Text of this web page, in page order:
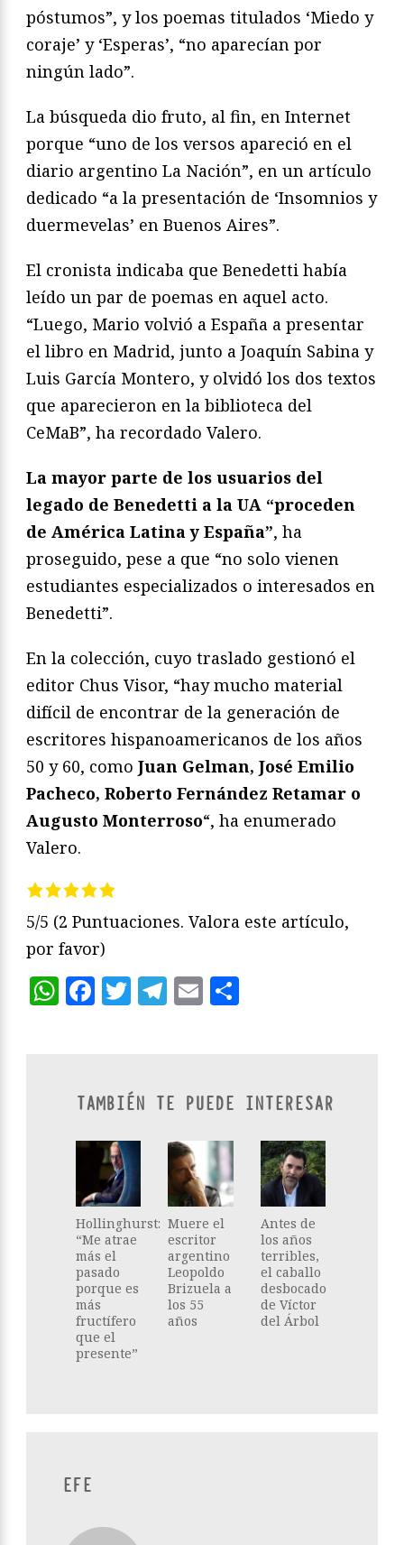
póstumos”, y los poemas titulados ‘Miedo y
coraje’ y ‘Esperas’, “no aparecían por
ningún lado”.
La búsqueda dio fruto, al fin, en Internet
porque “uno de los versos apareció en el
diario argentino La Nación”, en un artículo
dedicado “a la presentación de ‘Insomnios y
duermevelas’ en Buenos Aires”.
El cronista indicaba que Benedetti había
leído un par de poemas en aquel acto.
“Luego, Mario volvió a España a presentar
el libro en Madrid, junto a Joaquín Sabina y
Luis García Montero, y olvidó los dos textos
que aparecieron en la biblioteca del
CeMaB”, ha recordado Valero.
La mayor parte de los usuarios del
legado de Benedetti a la UA “proceden
de América Latina y España”, ha
proseguido, pese a que “no solo vienen
estudiantes especializados o interesados en
Benedetti”.
En la colección, cuyo traslado gestionó el
editor Chus Visor, “hay mucho material
difícil de encontrar de la generación de
escritores hispanoamericanos de los años
50 y 60, como Juan Gelman, José Emilio
Pacheco, Roberto Fernández Retamar o
Augusto Monterroso“, ha enumerado
Valero.
5/5 (2 Puntuaciones. Valora este artículo,
por favor)
WhatsApp
Facebook
Twitter
Telegram
Email
TAMBIÉN TE PUEDE INTERESAR
Hollinghurst:
“Me atrae
más el
pasado
porque es
más
fructífero
que el
presente”
Muere el
escritor
argentino
Leopoldo
Brizuela a
los 55
años
Antes de
los años
terribles,
el caballo
desbocado
de Víctor
del Árbol
EFE